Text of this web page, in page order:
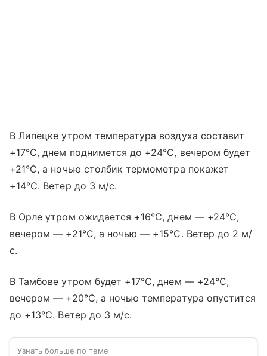
В Липецке утром температура воздуха составит
+17°C, днем поднимется до +24°C, вечером будет
+21°C, а ночью столбик термометра покажет
+14°C. Ветер до 3 м/с.
В Орле утром ожидается +16°C, днем — +24°C,
вечером — +21°C, а ночью — +15°C. Ветер до 2 м/
с.
В Тамбове утром будет +17°C, днем — +24°C,
вечером — +20°C, а ночью температура опустится
до +13°C. Ветер до 3 м/с.
Узнать больше по теме